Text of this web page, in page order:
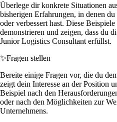
Überlege dir konkrete Situationen
bisherigen Erfahrungen, in denen
oder verbessert hast. Diese
demonstrieren und zeigen, dass du
Junior Logistics Consultant erfüllst.
✨Fragen stellen
Bereite einige Fragen vor, die du
zeigt dein Interesse an der Position
Beispiel nach den
oder nach den Möglichkeiten zur
Unternehmens.